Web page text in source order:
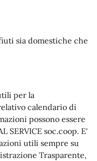
sia domestiche che
per la
calendario di
possono essere
SERVICE soc.coop. E'
utili sempre su
Trasparente,